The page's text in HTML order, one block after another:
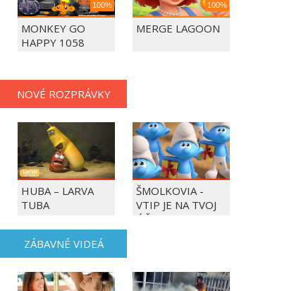
100%
MONKEY GO
HAPPY 1058
100%
MERGE LAGOON
NOVÉ ROZPRÁVKY
HUBA – LARVA
TUBA
ŠMOLKOVIA -
VTIP JE NA TVOJ
ÚČET
ZÁBAVNÉ VIDEÁ